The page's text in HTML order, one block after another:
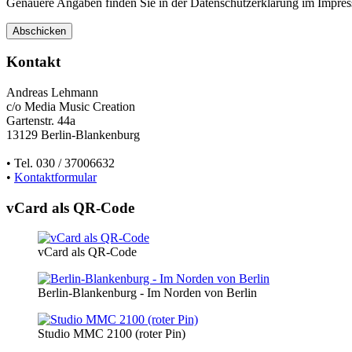
Kontakt
Andreas Lehmann
c/o Media Music Creation
Gartenstr. 44a
13129 Berlin-Blankenburg
• Tel. 030 / 37006632
• Kontaktformular
vCard als QR-Code
vCard als QR-Code
Berlin-Blankenburg - Im Norden von Berlin
Studio MMC 2100 (roter Pin)